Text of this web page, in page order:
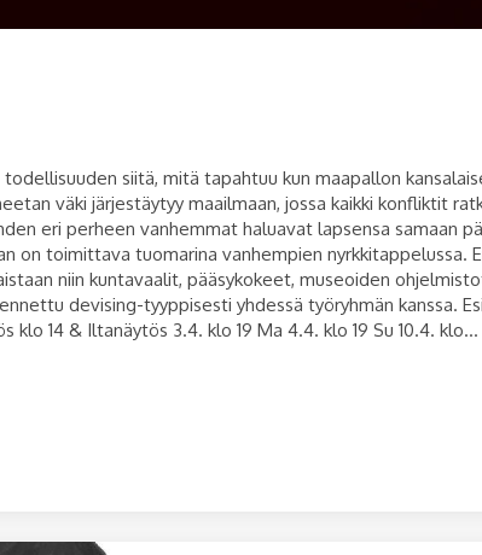
siitä, mitä tapahtuu kun maapallon
väki järjestäytyy maailmaan, jossa kaikki konfliktit
eri perheen vanhemmat haluavat lapsensa samaan
on toimittava tuomarina vanhempien nyrkkitappelussa.
niin kuntavaalit, pääsykokeet, museoiden
devising-tyyppisesti yhdessä työryhmän kanssa.
klo 14 & Iltanäytös 3.4. klo 19 Ma 4.4. klo 19 Su 10.4. klo...